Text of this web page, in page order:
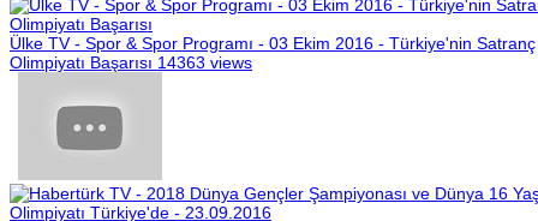
Ülke TV - Spor & Spor Programı - 03 Ekim 2016 - Türkiye'nin Satranç
Olimpiyatı Başarısı 14363 views